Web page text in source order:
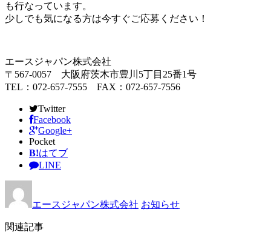
も行なっています。
少しでも気になる方は今すぐご応募ください！
エースジャパン株式会社
〒567-0057 大阪府茨木市豊川5丁目25番1号
TEL：072-657-7555 FAX：072-657-7556
Twitter
Facebook
Google+
Pocket
B!はてブ
LINE
エースジャパン株式会社 お知らせ
関連記事